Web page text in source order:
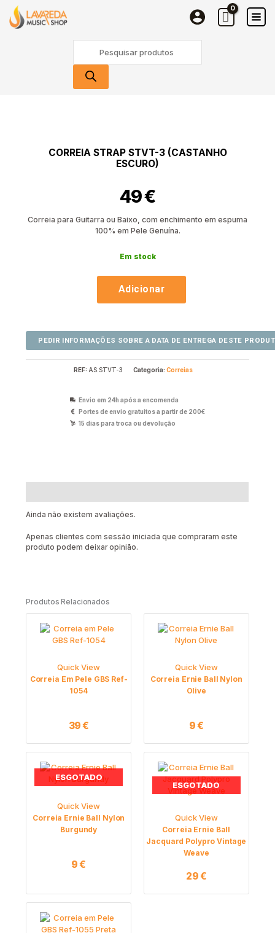
content
search
CORREIA STRAP STVT-3 (CASTANHO
ESCURO)
49€
Correia para Guitarra ou Baixo, com enchimento em espuma
100% em Pele Genuína.
Em stock
STRAP
STVT-
Adicionar
REF: AS.STVT-3 Categoria: Correias
Envio em 24h após a encomenda
Portes de envio gratuitos a partir de 200€
15 dias para troca ou devolução
Ainda não existem avaliações.
Apenas clientes com sessão iniciada que compraram este
produto podem deixar opinião.
Produtos Relacionados
Quick View
Correia Em Pele GBS Ref-
1054
39€
Quick View
Correia Ernie Ball Nylon
Olive
9€
ESGOTADO
Quick View
Correia Ernie Ball Nylon
Burgundy
9€
ESGOTADO
Quick View
Correia Ernie Ball
Jacquard Polypro Vintage
Weave
29€
STVT-